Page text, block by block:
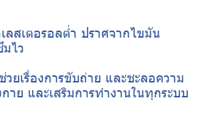
ลสเตอรอลต่ำ ปราศจากไขมัน
ไว
ยเรื่องการขับถ่าย และชะลอความ
าย และเสริมการทำงานในทุกระบบ